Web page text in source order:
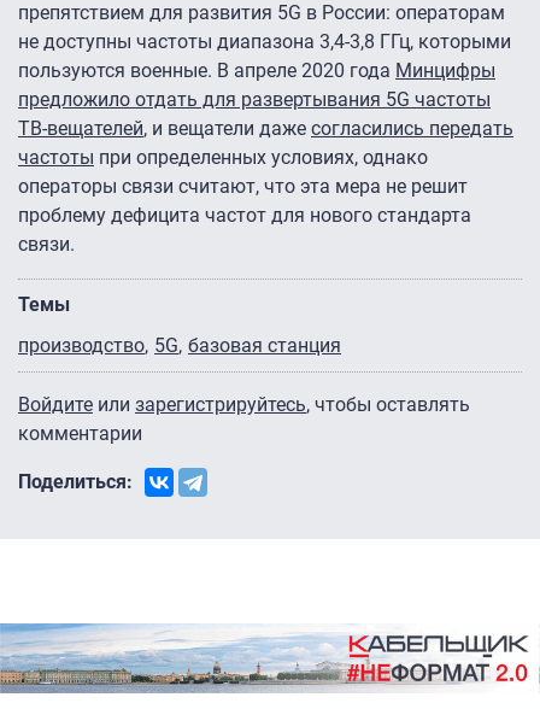
препятствием для развития 5G в России: операторам
не доступны частоты диапазона 3,4-3,8 ГГц, которыми
пользуются военные. В апреле 2020 года Минцифры
предложило отдать для развертывания 5G частоты
ТВ-вещателей, и вещатели даже согласились передать
частоты при определенных условиях, однако
операторы связи считают, что эта мера не решит
проблему дефицита частот для нового стандарта
связи.
Темы
производство 5G базовая станция
Войдите или зарегистрируйтесь, чтобы оставлять
комментарии
Поделиться: